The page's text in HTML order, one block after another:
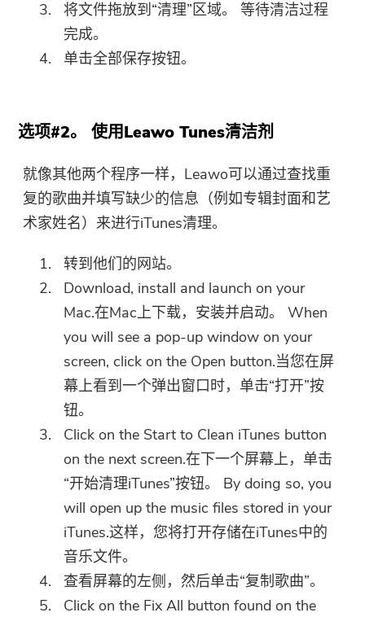
将文件拖放到“清理”区域。 等待清洁过程
完成。
单击全部保存按钮。
选项#2。 使用Leawo Tunes清洁剂
就像其他两个程序一样，Leawo可以通过查找重
复的歌曲并填写缺少的信息（例如专辑封面和艺
术家姓名）来进行iTunes清理。
转到他们的网站。
Download, install and launch on your
Mac.在Mac上下载，安装并启动。 When
you will see a pop-up window on your
screen, click on the Open button.当您在屏
幕上看到一个弹出窗口时，单击“打开”按
钮。
Click on the Start to Clean iTunes button
on the next screen.在下一个屏幕上，单击
“开始清理iTunes”按钮。 By doing so, you
will open up the music files stored in your
iTunes.这样，您将打开存储在iTunes中的
音乐文件。
查看屏幕的左侧，然后单击“复制歌曲”。
Click on the Fix All button found on the